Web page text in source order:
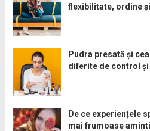
flexibilitate, ordine
Pudra presată și
diferite de control
De ce experiențele
mai frumoase